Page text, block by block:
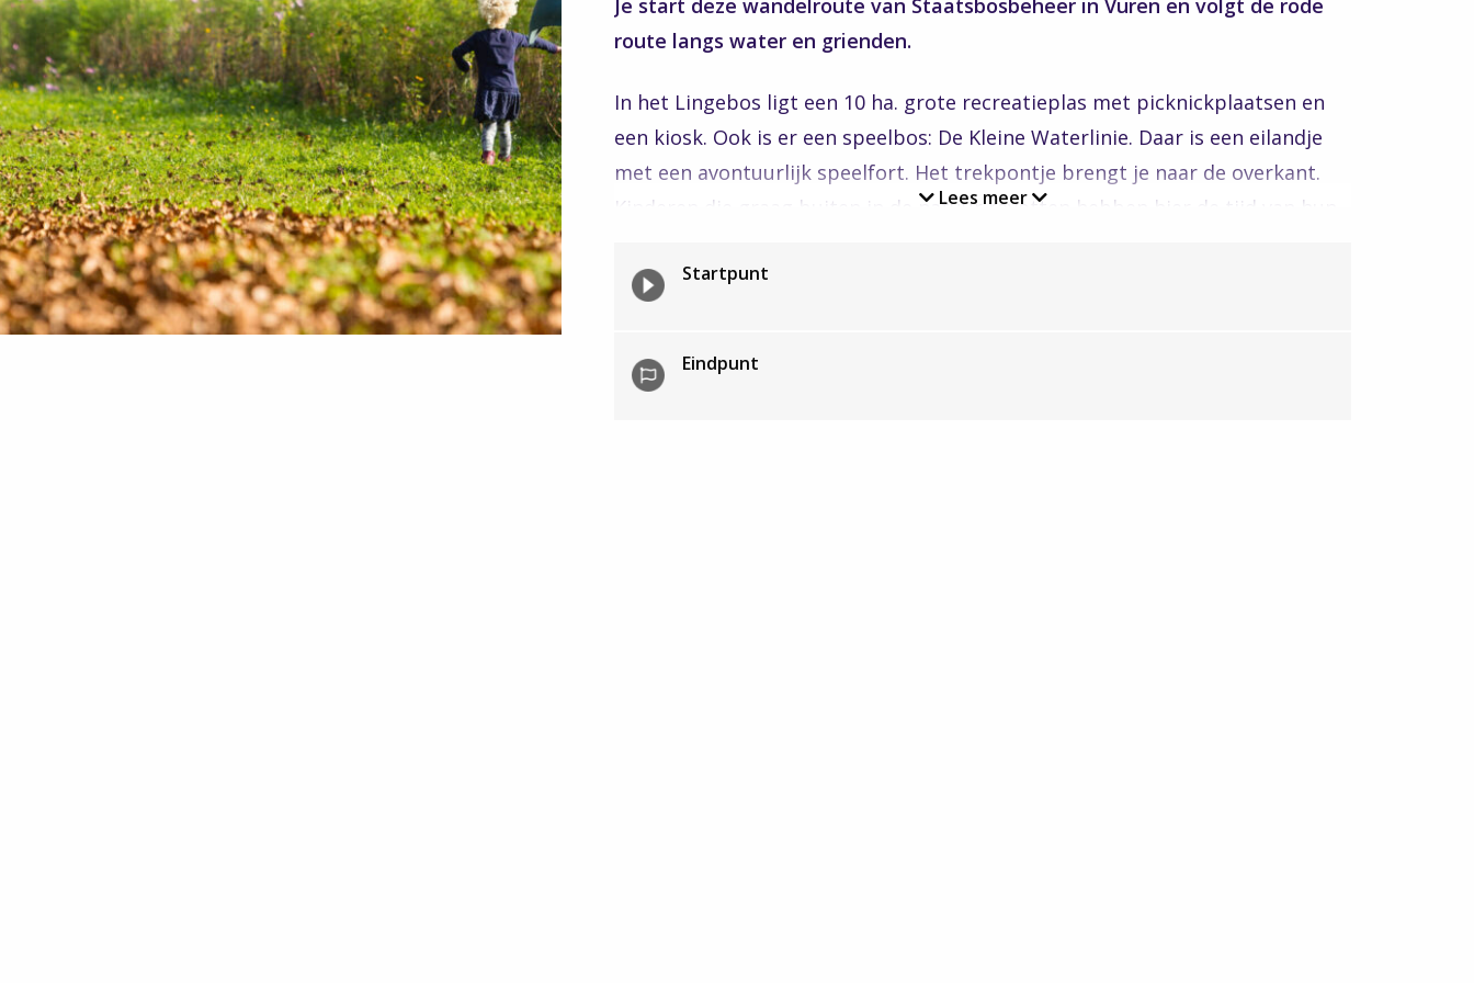
route langs water en grienden.
In het Lingebos ligt een 10 ha. grote recreatieplas met picknickplaatsen en
een kiosk. Ook is er een speelbos: De Kleine Waterlinie. Daar is een eilandje
met een avontuurlijk speelfort. Het trekpontje brengt je naar de overkant.
Kinderen die graag buiten in de natuur ravotten hebben hier de tijd van hun
en hutten bouwen in het bos!
bos zijn zelfs al ruim 100 jaar oud. Het is eind jaren ’60 vanuit de overheid
Lees meer
Startpunt
Eindpunt